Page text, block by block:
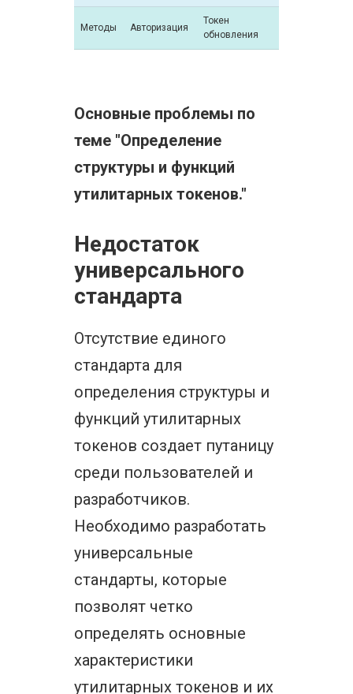
Методы Авторизация
Токен
обновления
Основные проблемы по
теме "Определение
структуры и функций
утилитарных токенов."
Недостаток
универсального
стандарта
Отсутствие единого
стандарта для
определения структуры и
функций утилитарных
токенов создает путаницу
среди пользователей и
разработчиков.
Необходимо разработать
универсальные
стандарты, которые
позволят четко
определять основные
характеристики
утилитарных токенов и их